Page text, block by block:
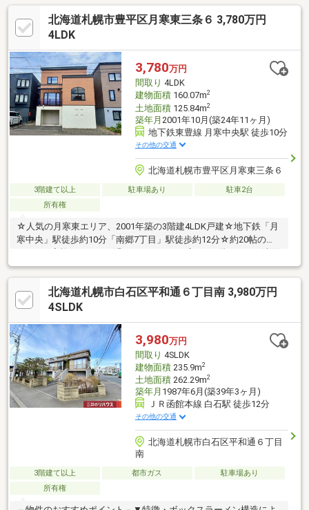
分・小学校、保育園徒歩5分・業務スーパー、コープ徒歩8分・JR
白石駅徒歩10分北海道札幌市豊平区月寒東三条６ 3,780万円
4LDK
3,780万円
間取り 4LDK
建物面積160.07m2
土地面積125.84m2
築年月 2001年10月(築24年11ヶ月)
地下鉄東豊線 月寒中央駅 徒歩10分
その他の交通
北海道札幌市豊平区月寒東三条６
3階建て以上 駐車場あり
駐車2台
所有権
☆人気の月寒東エリア、2001年築の3階建4LDK戸建☆地下鉄「月
寒中央」駅徒歩約10分「南郷7丁目」駅徒歩約12分☆約20帖の
室・浴室を配置、日々の生活動線への配慮あり☆1坪タイプ
（1616）のバスルームで快適なバスタイム☆1階はビルトインガ
レージ（ハイルーフ車対応）と物置☆2階はリビングと水回り、3
階は寝室・洋室☆屋根塗装、外壁塗装、暖房・給湯ボイラー・洗
の一戸建てをお探しの方へのおすすめ物件♪※前面道路に都市ガス
本管敷設。本物件への引込みはなし。
北海道札幌市白石区平和通６丁目南 3,980万円
4SLDK
3,980万円
間取り 4SLDK
建物面積235.9m2
土地面積262.29m2
築年月 1987年6月(築39年3ヶ月)
ＪＲ函館本線 白石駅 徒歩12分
その他の交通
北海道札幌市白石区平和通６丁目
南
3階建て以上 都市ガス
駐車場あり
所有権